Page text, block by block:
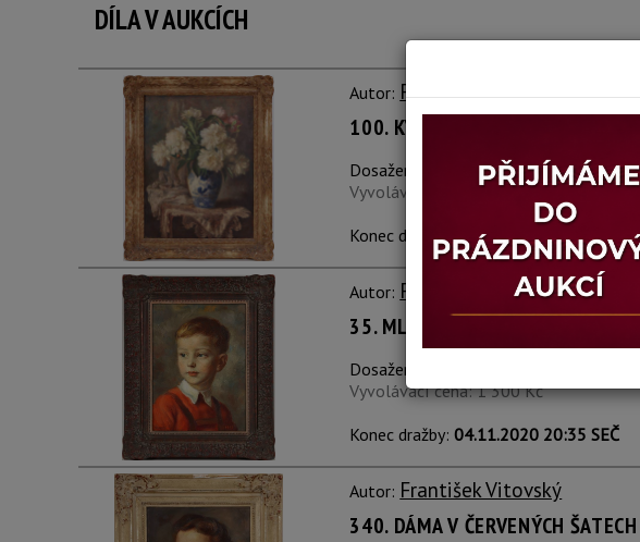
DÍLA V AUKCÍCH
Autor: František Vitovský
100. KYTICE VE VÁZE
Dosažená cena:
Dostupné po přihlášení
Vyvolávací cena: 1 000 Kč
Konec dražby:12.08.2020 21:45 SELČ
Autor: František Vitovský
35. MLADÝ CHLAPEC
Dosažená cena:
Vyvolávací cena: 1 300 Kč
Konec dražby:04.11.2020 20:35 SEČ
Autor: František Vitovský
340. DÁMA V ČERVENÝCH ŠATECH